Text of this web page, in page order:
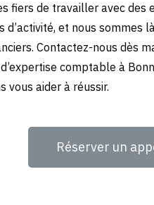
fiers de travailler avec
d’activité, et nous sommes
Contactez-nous dès
comptable à
vous aider à réussir.
Réserver un